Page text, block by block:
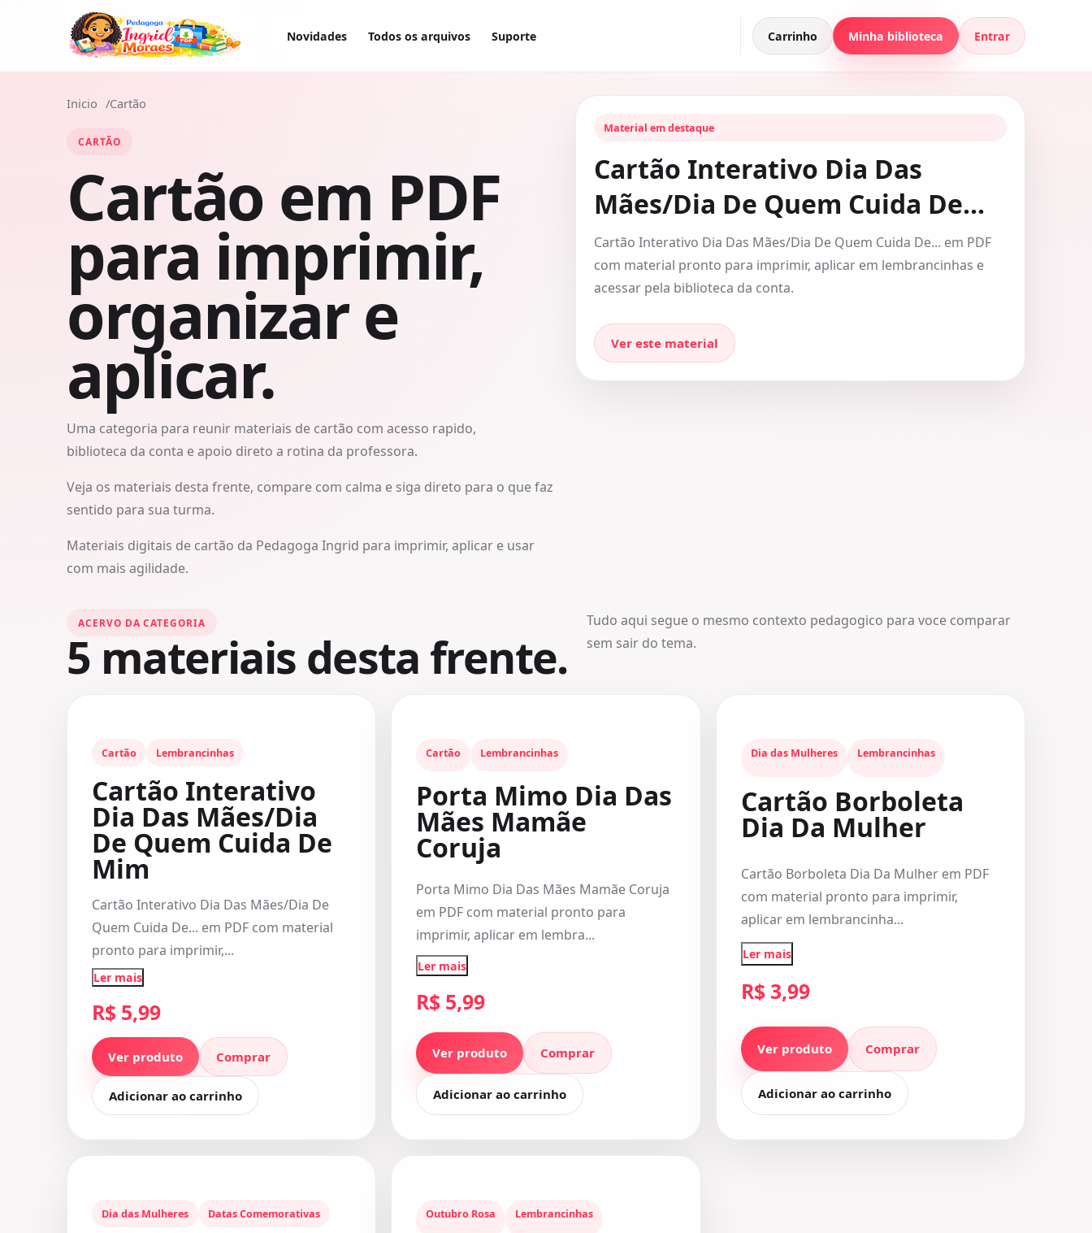
Novidades Todos os arquivos Suporte Carrinho Minha biblioteca Entrar
Inicio Cartão
CARTÃO
Cartão em PDF
para imprimir,
organizar e
aplicar.
Uma categoria para reunir materiais de cartão com acesso rapido,
biblioteca da conta e apoio direto a rotina da professora.
Veja os materiais desta frente, compare com calma e siga direto para o que faz
sentido para sua turma.
Materiais digitais de cartão da Pedagoga Ingrid para imprimir, aplicar e usar
com mais agilidade.
Material em destaque
Cartão Interativo Dia Das
Mães/Dia De Quem Cuida De...
Cartão Interativo Dia Das Mães/Dia De Quem Cuida De... em PDF
com material pronto para imprimir, aplicar em lembrancinhas e
acessar pela biblioteca da conta.
Ver este material
ACERVO DA CATEGORIA
5 materiais desta frente.
Tudo aqui segue o mesmo contexto pedagogico para voce comparar
sem sair do tema.
Cartão Lembrancinhas
Cartão Interativo
Dia Das Mães/Dia
De Quem Cuida De
Mim
Cartão Interativo Dia Das Mães/Dia De
Quem Cuida De... em PDF com material
pronto para imprimir,...
Ler mais
R$ 5,99
Ver produto Comprar
Adicionar ao carrinho
Cartão Lembrancinhas
Porta Mimo Dia Das
Mães Mamãe
Coruja
Porta Mimo Dia Das Mães Mamãe Coruja
em PDF com material pronto para
imprimir, aplicar em lembra...
Ler mais
R$ 5,99
Ver produto Comprar
Adicionar ao carrinho
Dia das Mulheres Lembrancinhas
Cartão Borboleta
Dia Da Mulher
Cartão Borboleta Dia Da Mulher em PDF
com material pronto para imprimir,
aplicar em lembrancinha...
Ler mais
R$ 3,99
Ver produto Comprar
Adicionar ao carrinho
Dia das Mulheres Datas Comemorativas Outubro Rosa Lembrancinhas